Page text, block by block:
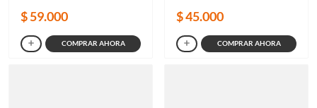
$59.000
COMPRAR AHORA
$45.000
COMPRAR AHORA